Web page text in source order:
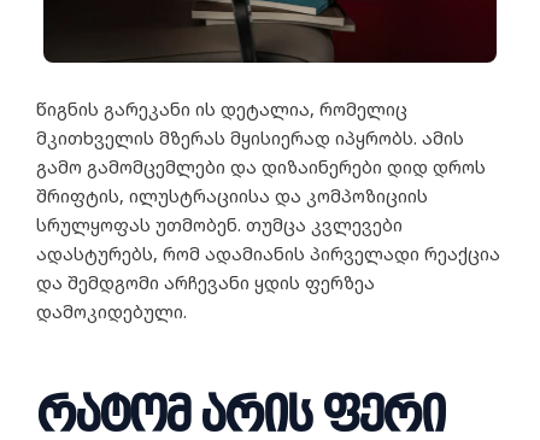
წიგნის გარეკანი ის დეტალია, რომელიც
მკითხველის მზერას მყისიერად იპყრობს. ამის
გამო გამომცემლები და დიზაინერები დიდ დროს
შრიფტის, ილუსტრაციისა და კომპოზიციის
სრულყოფას უთმობენ. თუმცა კვლევები
ადასტურებს, რომ ადამიანის პირველადი რეაქცია
და შემდგომი არჩევანი ყდის ფერზეა
დამოკიდებული.
რატომ არის ფერი